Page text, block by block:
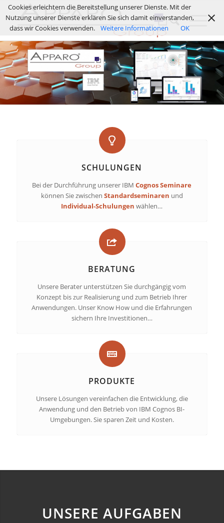
SCHULUNGEN
Bei der Durchführung unserer IBMCognos Seminare
können Sie zwischen Standardseminaren und
Individual-Schulungen wählen…
BERATUNG
Unsere Berater unterstützen Sie durchgängig vom
Konzept bis zur Realisierung und zum Betrieb Ihrer
Anwendungen. Unser Know How und die Erfahrungen
sichern Ihre Investitionen…
PRODUKTE
Unsere Lösungen vereinfachen die Entwicklung, die
Anwendung und den Betrieb von IBM Cognos BI-
Umgebungen. Sie sparen Zeit und Kosten.
UNSERE AUFGABEN
Cookies erleichtern die Bereitstellung unserer Dienste. Mit der
Nutzung unserer Dienste erklären Sie sich damit einverstanden,
dass wir Cookies verwenden.
Weitere Informationen OK